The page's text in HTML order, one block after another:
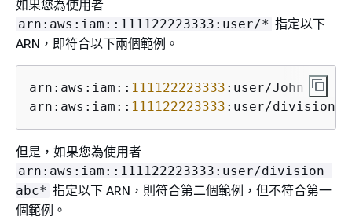
如果您為使用者
arn:aws:iam::111122223333:user/* 指定以下
ARN，即符合以下兩個範例。
arn:aws:iam:: 111122223333 :user/John
arn:aws:iam:: 111122223333 :user/
但是，如果您為使用者
arn:aws:iam::111122223333:user/division_
abc* 指定以下 ARN，則符合第二個範例，但不符合第一
個範例。